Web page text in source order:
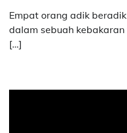
Empat orang adik
dalam sebuah
[…]